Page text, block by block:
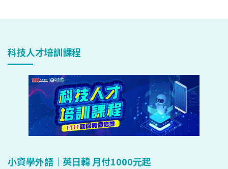
科技人才培訓課程
小資學外語｜英日韓 月付1000元起